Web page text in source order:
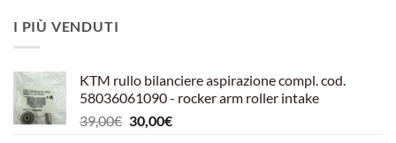
I PIÙ VENDUTI
KTM rullo bilanciere aspirazione compl. cod.
58036061090 - rocker arm roller intake
39,00€ Il
30,00€Il